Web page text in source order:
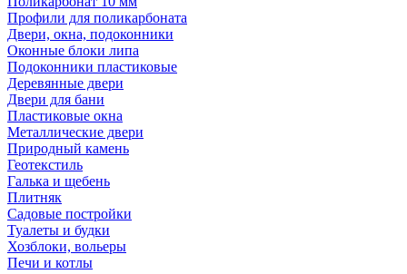
Профили для поликарбоната
Двери, окна, подоконники
Оконные блоки липа
Подоконники пластиковые
Деревянные двери
Двери для бани
Пластиковые окна
Металлические двери
Природный камень
Геотекстиль
Галька и щебень
Плитняк
Садовые постройки
Туалеты и будки
Хозблоки, вольеры
Печи и котлы